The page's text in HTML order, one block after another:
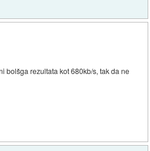
bolšga rezultata kot 680kb/s, tak da ne